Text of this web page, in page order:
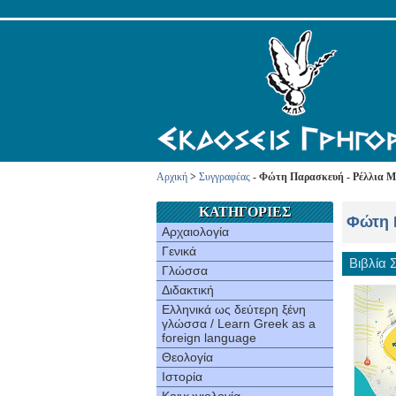
Αρχική > Συγγραφέας - Φώτη Παρασκευή - Ρέλλια
ΚΑΤΗΓΟΡΙΕΣ
Αρχαιολογία
Γενικά
Γλώσσα
Διδακτική
Ελληνικά ως δεύτερη ξένη
γλώσσα / Learn Greek as a
foreign language
Θεολογία
Ιστορία
Φώτη
Βιβλία